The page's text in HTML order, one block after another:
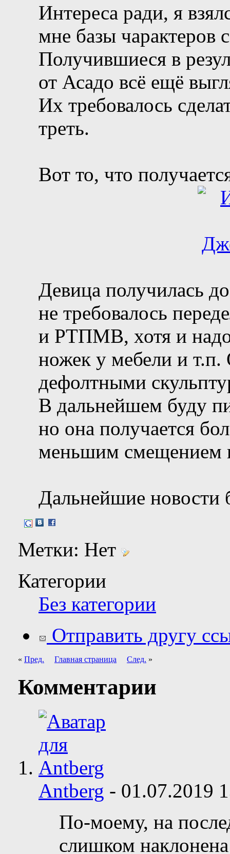
Интереса ради, я
мне базы
Получившиеся в
от Асадо всё ещё
Их требовалось
треть.
Вот то, что
Девица получилась
не требовалось
и РТПМВ, хотя и надо
ножек у мебели и т.п.
дефолтными
В дальнейшем буду
но она получается
меньшим смещением
Дальнейшие новости
Метки: Нет
Категории
Без категории
Отправить другу
« Пред. Главная страница След. »
Комментарии
Antberg - 01.07.2019
По-моему, на
слишком